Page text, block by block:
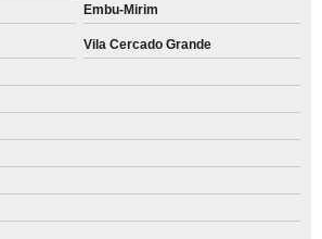
Embu-Mirim
Vila Cercado Grande